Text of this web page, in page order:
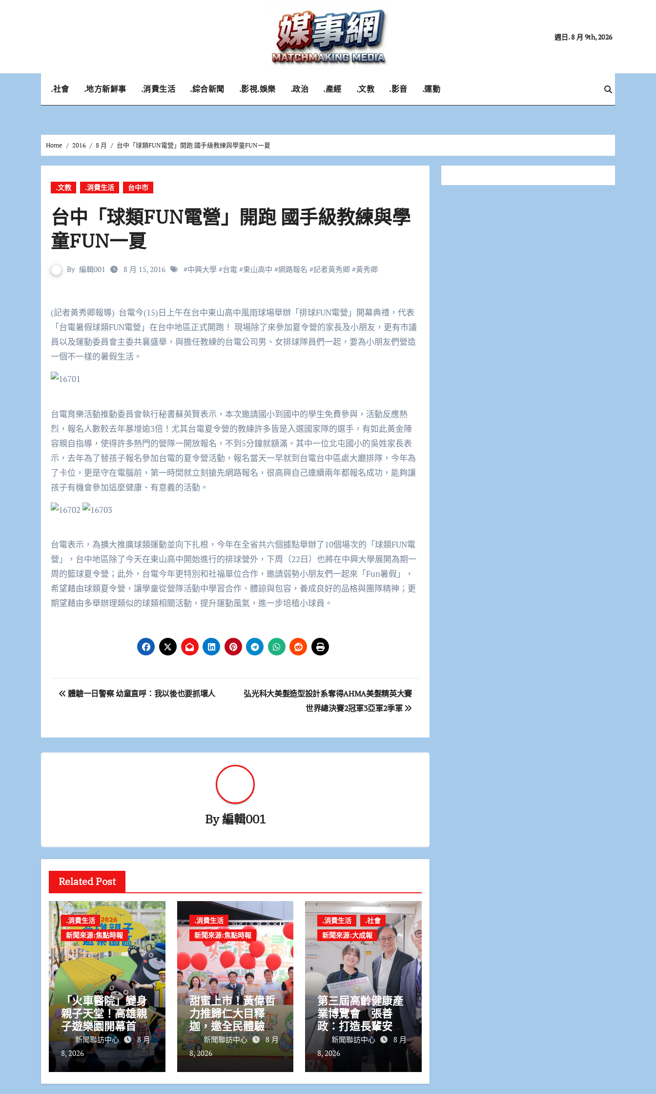
週日. 8 月 9th, 2026
.社會 .地方新鮮事 .消費生活 .綜合新聞 .影視.娛樂 .政治 .產經 .文教 .影音 .運動
Home 2016 8 月 台中「球類FUN電營」開跑 國手級教練與學童FUN一夏
.文教 .消費生活 台中市
台中「球類FUN電營」開跑 國手級教練與學
童FUN一夏
By 編輯001 8 月 15, 2016 #中興大學 #台電 #東山高中 #網路報名 #記者黃秀卿 #黃秀卿
(記者黃秀卿報導) 台電今(15)日上午在台中東山高中風雨球場舉辦「排球FUN電營」開幕典禮，代表
「台電暑假球類FUN電營」在台中地區正式開跑！ 現場除了來參加夏令營的家長及小朋友，更有市議
員以及運動委員會主委共襄盛舉，與擔任教練的台電公司男、女排球隊員們一起，要為小朋友們營造
一個不一樣的暑假生活。
台電育樂活動推動委員會執行秘書蘇英賢表示，本次邀請國小到國中的學生免費參與，活動反應熱
烈，報名人數較去年暴增逾3倍！尤其台電夏令營的教練許多皆是入選國家隊的選手，有如此黃金陣
容親自指導，使得許多熱門的營隊一開放報名，不到5分鐘就額滿。其中一位北屯國小的吳姓家長表
示，去年為了替孩子報名參加台電的夏令營活動，報名當天一早就到台電台中區處大廳排隊，今年為
了卡位，更是守在電腦前，第一時間就立刻搶先網路報名，很高興自己連續兩年都報名成功，能夠讓
孩子有機會參加這麼健康、有意義的活動。
台電表示，為擴大推廣球類運動並向下扎根，今年在全省共六個據點舉辦了10個場次的「球類FUN電
營」，台中地區除了今天在東山高中開始進行的排球營外，下周（22日）也將在中興大學展開為期一
周的籃球夏令營；此外，台電今年更特別和社福單位合作，邀請弱勢小朋友們一起來「Fun暑假」，
希望藉由球類夏令營，讓學童從營隊活動中學習合作、體諒與包容，養成良好的品格與團隊精神；更
期望藉由多舉辦理類似的球類相關活動，提升運動風氣，進一步培植小球員。
文
覽
體驗一日警察 幼童直呼：我以後也要抓壞人
弘光科大美髮造型設計系奪得AHMA美髮精英大賽
世界總決賽2冠軍3亞軍2季軍
By編輯001
Related Post
.消費生活
新聞來源:焦點時報
「火車醫院」變身
親子天堂！高雄親
子遊樂園開幕首日
人潮爆棚
新聞聯訪中心
8 月
8, 2026
.消費生活
新聞來源:焦點時報
甜蜜上市！黃偉哲
力推歸仁大目釋
迦，邀全民體驗採
果樂兼做公益
新聞聯訪中心
8 月
8, 2026
.消費生活
.社會
新聞來源:大成報
第三屆高齡健康產
業博覽會 張善
政：打造長輩安心
生活的宜居城市
新聞聯訪中心
8 月
8, 2026